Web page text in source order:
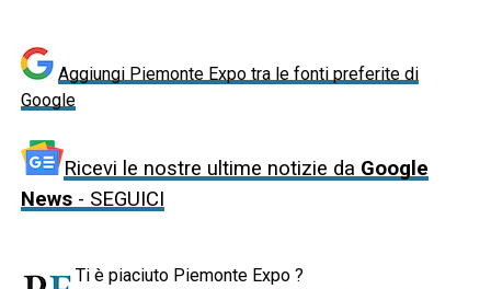
Aggiungi Piemonte Expo tra le fonti preferite di
Google
Ricevi le nostre ultime notizie da Google
News- SEGUICI
Ti è piaciuto Piemonte Expo ?